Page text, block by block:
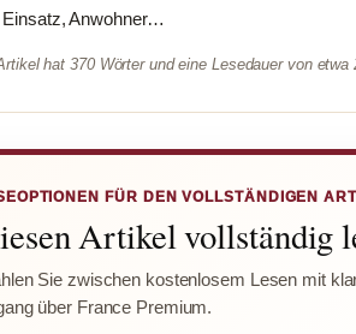
Anwohner…
hat 370 Wörter und eine Lesedauer von etwa
FÜR DEN VOLLSTÄNDIGEN
Artikel vollständig
Sie zwischen kostenlosem Lesen mit
über France Premium.